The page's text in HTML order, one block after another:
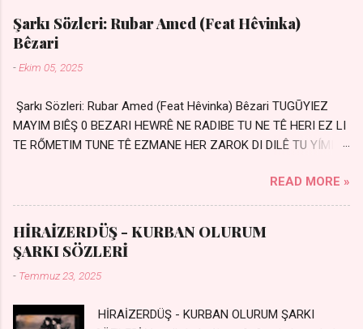
Şarkı Sözleri: Rubar Amed (Feat Hêvinka)
Bêzari
-Ekim 05, 2025
Şarkı Sözleri: Rubar Amed (Feat Hêvinka) Bêzari TUGŪYIEZ
MAYIM BIÊŞ 0 BEZARI HEWRÊ NE RADIBE TU NE TÊ HERI EZ LI
TE RŐMETIM TUNE TÊ EZMANE HER ZAROK DI DILÊ TU YÍMIN
Silinmis yarıda. Hasretin yel gibi Eser yar içimden Bir kıza sevdalı
Yaralı adamım. Sensizlik bir hançer Geceler susmuyor Yaralı
kalbimde Bir sızı durmuyor Tu yi bihare min Ez ji payizim Li
dile şevên min Teng e nefes im Adını sayıklar Uykusuz
geceler Sensiz her sabahım Sessiz ve kederli
READ MORE »
HİRAİZERDÜŞ - KURBAN OLURUM
ŞARKI SÖZLERİ
- Temmuz 23, 2025
HİRAİZERDÜŞ - KURBAN OLURUM ŞARKI